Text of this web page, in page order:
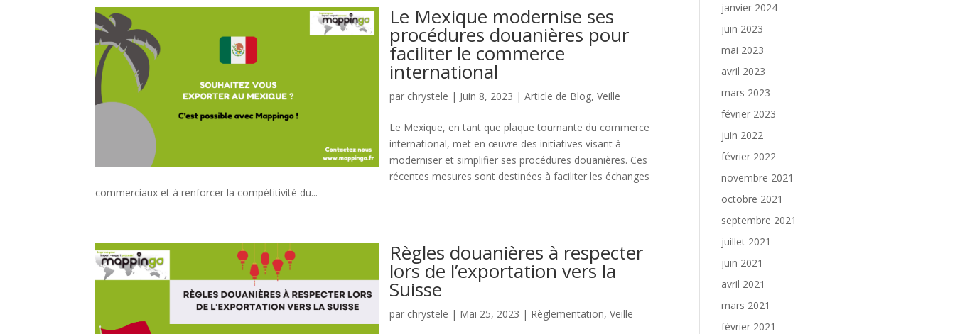
Le Mexique modernise ses
procédures douanières pour
faciliter le commerce
international
par chrystele | Juin 8, 2023 |Article de Blog,Veille
Le Mexique, en tant que plaque tournante du commerce
international, met en œuvre des initiatives visant à
moderniser et simplifier ses procédures douanières. Ces
récentes mesures sont destinées à faciliter les échanges
commerciaux et à renforcer la compétitivité du...
Règles douanières à respecter
lors de l’exportation vers la
Suisse
par chrystele | Mai 25, 2023 | Règlementation,Veille
janvier 2024
juin 2023
mai 2023
avril 2023
mars 2023
février 2023
juin 2022
février 2022
novembre 2021
octobre 2021
septembre 2021
juillet 2021
juin 2021
avril 2021
mars 2021
février 2021